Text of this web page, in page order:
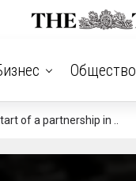
Общество
of a partnership in ..